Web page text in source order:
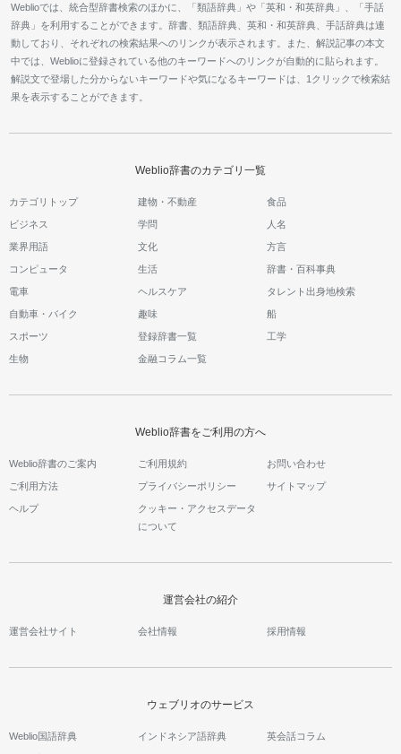
Weblioでは、統合型辞書検索のほかに、「類語辞典」や「英和・和英辞典」、「手話
辞典」を利用することができます。辞書、類語辞典、英和・和英辞典、手話辞典は連
動しており、それぞれの検索結果へのリンクが表示されます。また、解説記事の本文
中では、Weblioに登録されている他のキーワードへのリンクが自動的に貼られます。
解説文で登場した分からないキーワードや気になるキーワードは、1クリックで検索結
果を表示することができます。
Weblio辞書のカテゴリ一覧
カテゴリトップ 建物・不動産 食品
ビジネス 学問 人名
業界用語 文化 方言
コンピュータ 生活 辞書・百科事典
電車 ヘルスケア タレント出身地検索
自動車・バイク 趣味 船
スポーツ 登録辞書一覧 工学
生物 金融コラム一覧
Weblio辞書をご利用の方へ
Weblio辞書のご案内 ご利用規約 お問い合わせ
ご利用方法 プライバシーポリシー サイトマップ
ヘルプ
クッキー・アクセスデータ
について
運営会社の紹介
運営会社サイト 会社情報 採用情報
ウェブリオのサービス
Weblio国語辞典 インドネシア語辞典 英会話コラム